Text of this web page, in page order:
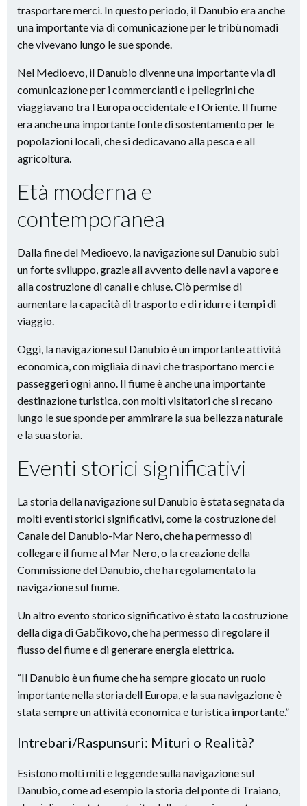
trasportare merci. In questo periodo, il Danubio era anche
una importante via di comunicazione per le tribù nomadi
che vivevano lungo le sue sponde.
Nel Medioevo, il Danubio divenne una importante via di
comunicazione per i commercianti e i pellegrini che
viaggiavano tra l Europa occidentale e l Oriente. Il fiume
era anche una importante fonte di sostentamento per le
popolazioni locali, che si dedicavano alla pesca e all
agricoltura.
Età moderna e
contemporanea
Dalla fine del Medioevo, la navigazione sul Danubio subì
un forte sviluppo, grazie all avvento delle navi a vapore e
alla costruzione di canali e chiuse. Ciò permise di
aumentare la capacità di trasporto e di ridurre i tempi di
viaggio.
Oggi, la navigazione sul Danubio è un importante attività
economica, con migliaia di navi che trasportano merci e
passeggeri ogni anno. Il fiume è anche una importante
destinazione turistica, con molti visitatori che si recano
lungo le sue sponde per ammirare la sua bellezza naturale
e la sua storia.
Eventi storici significativi
La storia della navigazione sul Danubio è stata segnata da
molti eventi storici significativi, come la costruzione del
Canale del Danubio-Mar Nero, che ha permesso di
collegare il fiume al Mar Nero, o la creazione della
Commissione del Danubio, che ha regolamentato la
navigazione sul fiume.
Un altro evento storico significativo è stato la costruzione
della diga di Gabčikovo, che ha permesso di regolare il
flusso del fiume e di generare energia elettrica.
“Il Danubio è un fiume che ha sempre giocato un ruolo
importante nella storia dell Europa, e la sua navigazione è
stata sempre un attività economica e turistica importante.”
Intrebari/Raspunsuri: Mituri o Realità?
Esistono molti miti e leggende sulla navigazione sul
Danubio, come ad esempio la storia del ponte di Traiano,